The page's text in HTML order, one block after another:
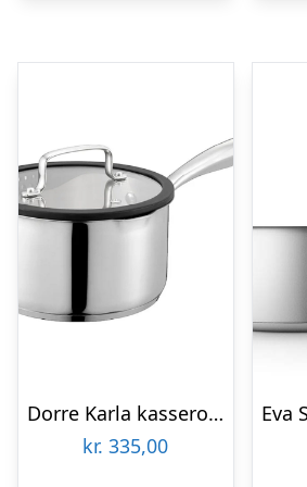
Dorre Karla kasserolle med glaslåg 2 liter 18 cm
kr. 335,00